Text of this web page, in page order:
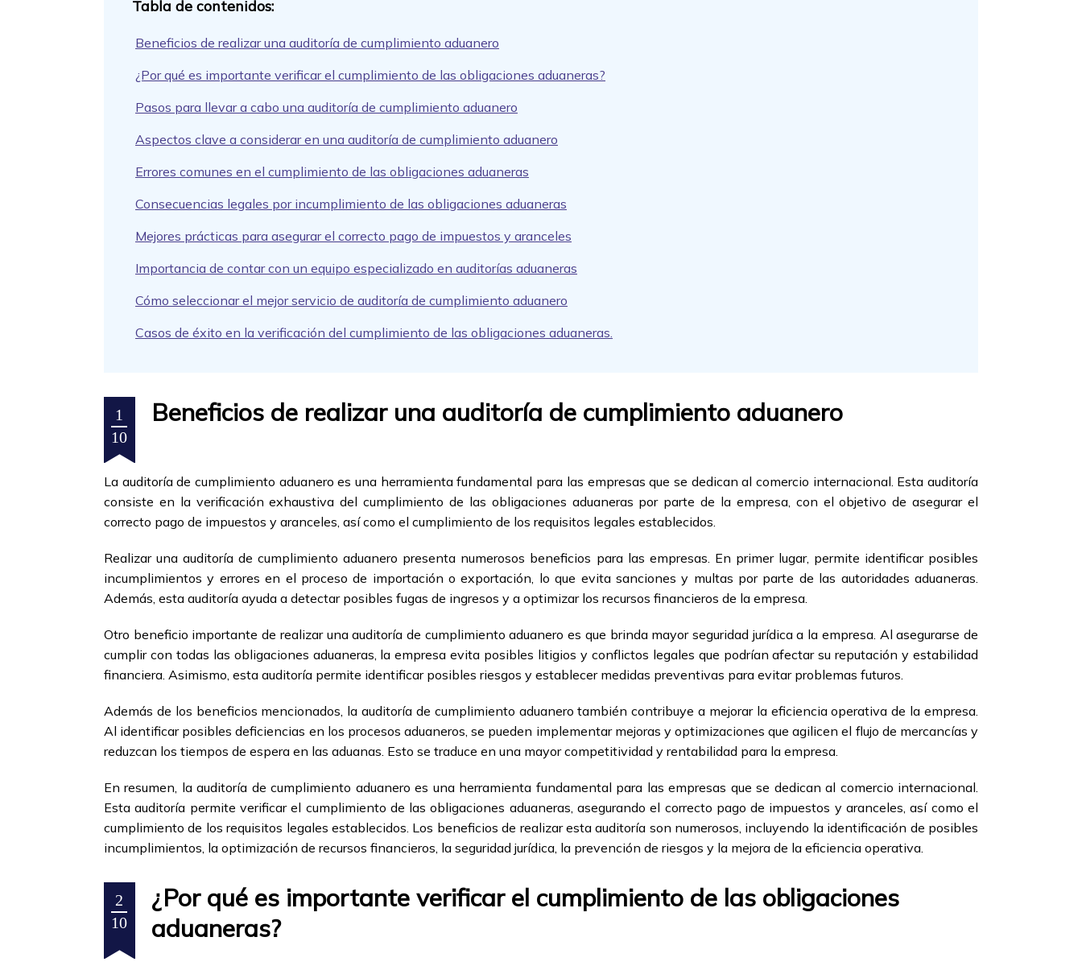
Beneficios de realizar una auditoría de cumplimiento aduanero
¿Por qué es importante verificar el cumplimiento de las obligaciones aduaneras?
Pasos para llevar a cabo una auditoría de cumplimiento aduanero
Aspectos clave a considerar en una auditoría de cumplimiento aduanero
Errores comunes en el cumplimiento de las obligaciones aduaneras
Consecuencias legales por incumplimiento de las obligaciones aduaneras
Mejores prácticas para asegurar el correcto pago de impuestos y aranceles
Importancia de contar con un equipo especializado en auditorías aduaneras
Cómo seleccionar el mejor servicio de auditoría de cumplimiento aduanero
Casos de éxito en la verificación del cumplimiento de las obligaciones aduaneras.
1
10
Beneficios de realizar una auditoría de cumplimiento aduanero
La auditoría de cumplimiento aduanero es una herramienta fundamental para las empresas que se dedican al comercio internacional. Esta auditoría
consiste en la verificación exhaustiva del cumplimiento de las obligaciones aduaneras por parte de la empresa, con el objetivo de asegurar el
correcto pago de impuestos y aranceles, así como el cumplimiento de los requisitos legales establecidos.
Realizar una auditoría de cumplimiento aduanero presenta numerosos beneficios para las empresas. En primer lugar, permite identificar posibles
incumplimientos y errores en el proceso de importación o exportación, lo que evita sanciones y multas por parte de las autoridades aduaneras.
Además, esta auditoría ayuda a detectar posibles fugas de ingresos y a optimizar los recursos financieros de la empresa.
Otro beneficio importante de realizar una auditoría de cumplimiento aduanero es que brinda mayor seguridad jurídica a la empresa. Al asegurarse de
cumplir con todas las obligaciones aduaneras, la empresa evita posibles litigios y conflictos legales que podrían afectar su reputación y estabilidad
financiera. Asimismo, esta auditoría permite identificar posibles riesgos y establecer medidas preventivas para evitar problemas futuros.
Además de los beneficios mencionados, la auditoría de cumplimiento aduanero también contribuye a mejorar la eficiencia operativa de la empresa.
Al identificar posibles deficiencias en los procesos aduaneros, se pueden implementar mejoras y optimizaciones que agilicen el flujo de mercancías y
reduzcan los tiempos de espera en las aduanas. Esto se traduce en una mayor competitividad y rentabilidad para la empresa.
En resumen, la auditoría de cumplimiento aduanero es una herramienta fundamental para las empresas que se dedican al comercio internacional.
Esta auditoría permite verificar el cumplimiento de las obligaciones aduaneras, asegurando el correcto pago de impuestos y aranceles, así como el
cumplimiento de los requisitos legales establecidos. Los beneficios de realizar esta auditoría son numerosos, incluyendo la identificación de posibles
incumplimientos, la optimización de recursos financieros, la seguridad jurídica, la prevención de riesgos y la mejora de la eficiencia operativa.
2
10
¿Por qué es importante verificar el cumplimiento de las obligaciones
aduaneras?